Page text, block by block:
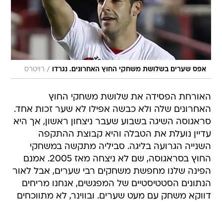
אפס שערים בשלושת משחקי החוץ האחרונים. נגרדו / רויטרס
האורחת הפסידה את שלושת משחקי החוץ
האחרונים שלה ולא כבשה אפילו לא שער זכות אחד.
סראגוסה השיגה בשבוע שעבר ניצחון ראשון, אך היא
עדיין נועלת את הטבלה והיא קבוצת ההתקפה
השנייה הגרועה בליגה. סביליה מתקשה במשחקי
החוץ בסראגוסה, שם לא ניצחה מאז 2005. אמנם
הפינה שלנו מחפשת משחקים רבי שערים, אבל לאור
הנתונים הסטטיסטיים של המפגשים, אנחנו מריחים
דווקא משחק עם מעט שערים. ובווינר, לא מתווכחים